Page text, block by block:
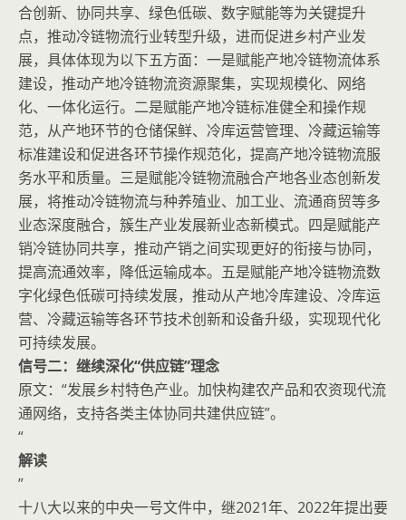
合创新、协同共享、绿色低碳、数字赋能等为关键提升
点，推动冷链物流行业转型升级，进而促进乡村产业发
展，具体体现为以下五方面：一是赋能产地冷链物流体系
建设，推动产地冷链物流资源聚集，实现规模化、网络
化、一体化运行。二是赋能产地冷链标准健全和操作规
范，从产地环节的仓储保鲜、冷库运营管理、冷藏运输等
标准建设和促进各环节操作规范化，提高产地冷链物流服
务水平和质量。三是赋能冷链物流融合产地各业态创新发
展，将推动冷链物流与种养殖业、加工业、流通商贸等多
业态深度融合，簇生产业发展新业态新模式。四是赋能产
销冷链协同共享，推动产销之间实现更好的衔接与协同，
提高流通效率，降低运输成本。五是赋能产地冷链物流数
字化绿色低碳可持续发展，推动从产地冷库建设、冷库运
营、冷藏运输等各环节技术创新和设备升级，实现现代化
可持续发展。
信号二：继续深化“供应链”理念
原文：“发展乡村特色产业。加快构建农产品和农资现代流
通网络，支持各类主体协同共建供应链”。
“
解读
”
十八大以来的中央一号文件中，继2021年、2022年提出要